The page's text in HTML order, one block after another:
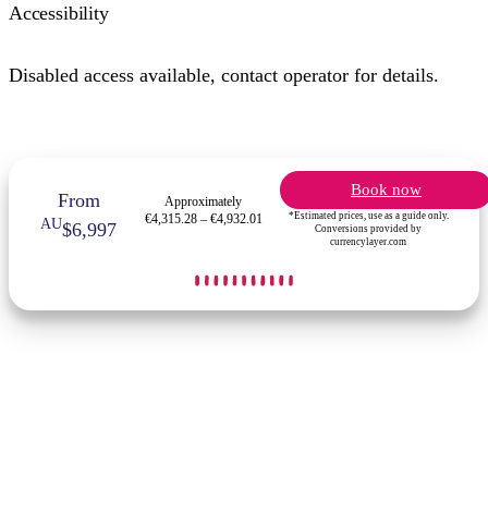
Accessibility
Disabled access available, contact operator for details.
From
AU$6,997
Approximately
€4,315.28 – €4,932.01
Book now
*Estimated prices, use as a guide only.
Conversions provided by
currencylayer.com